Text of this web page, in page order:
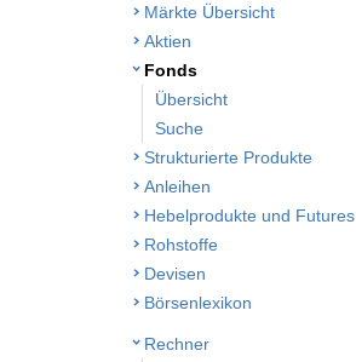
Märkte Übersicht
Aktien
Fonds
Übersicht
Suche
Strukturierte Produkte
Anleihen
Hebelprodukte und Futures
Rohstoffe
Devisen
Börsenlexikon
Rechner